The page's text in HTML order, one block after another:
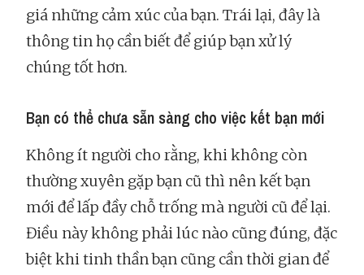
giá những cảm xúc của bạn. Trái lại, đây là
thông tin họ cần biết để giúp bạn xử lý
chúng tốt hơn.
Bạn có thể chưa sẵn sàng cho việc kết bạn mới
Không ít người cho rằng, khi không còn
thường xuyên gặp bạn cũ thì nên kết bạn
mới để lấp đầy chỗ trống mà người cũ để lại.
Điều này không phải lúc nào cũng đúng, đặc
biệt khi tinh thần bạn cũng cần thời gian để